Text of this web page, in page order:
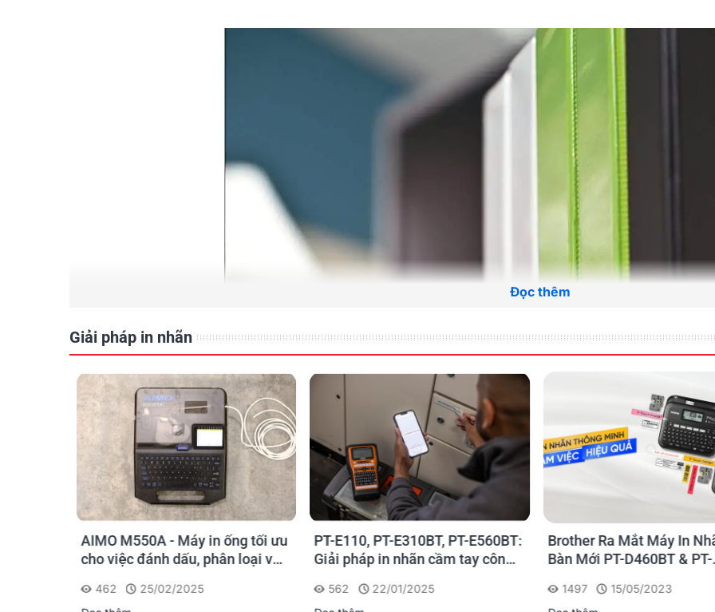
Đọc thêm
Giải pháp in nhãn
AIMO M550A - Máy in ống tối ưu
cho việc đánh dấu, phân loại và
462
25/02/2025
PT-E110, PT-E310BT, PT-E560BT:
Giải pháp in nhãn cầm tay công
562
22/01/2025
Brother Ra Mắt Máy In
Bàn Mới PT-D460BT & PT-
Cho Dân Văn Phòng
1497
15/05/2023